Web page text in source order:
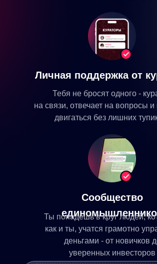
Дополнительный материал -
Как подать жалобу на
по открытию счета
Личная поддержка от
Тебя не бросят одного -
на связи, отвечает на вопросы и
двигаться без лишних
Сообщество
Ты попадёшь в круг людей,
как и ты, учатся грамотно
деньгами - от новичков
уверенных инвесторов